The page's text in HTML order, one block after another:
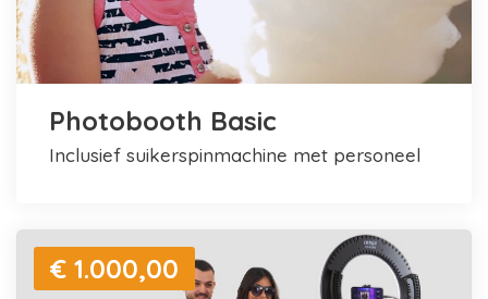
Photobooth Basic
inclusief suikerspinmachine met personeel
€ 1.000,00